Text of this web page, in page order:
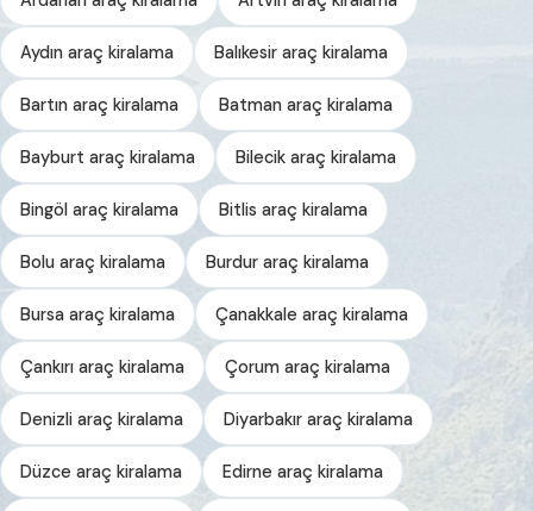
Aydın araç kiralama Balıkesir araç kiralama
Bartın araç kiralama Batman araç kiralama
Bayburt araç kiralama Bilecik araç kiralama
Bingöl araç kiralama Bitlis araç kiralama
Bolu araç kiralama Burdur araç kiralama
Bursa araç kiralama Çanakkale araç kiralama
Çankırı araç kiralama Çorum araç kiralama
Denizli araç kiralama Diyarbakır araç kiralama
Düzce araç kiralama Edirne araç kiralama